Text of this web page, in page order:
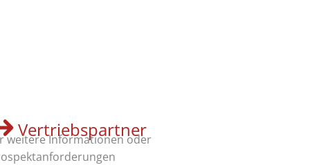
Vertriebspartner
weitere Informationen oder